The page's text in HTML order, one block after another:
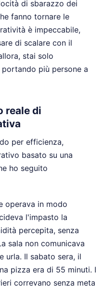
di sbarazzo dei
fanno tornare le
è impeccabile,
di scalare con il
stai solo
più persone a
reale di
per efficienza,
basato su una
ho seguito
operava in modo
l'impasto la
percepita, senza
sala non comunicava
urla. Il sabato sera, il
pizza era di 55 minuti. I
correvano senza meta